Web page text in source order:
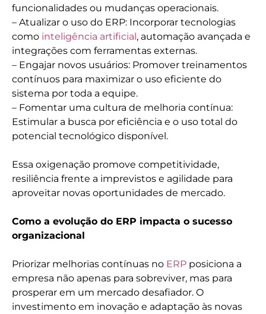
funcionalidades ou mudanças operacionais.
– Atualizar o uso do ERP: Incorporar tecnologias
como inteligência artificial, automação avançada e
integrações com ferramentas externas.
– Engajar novos usuários: Promover treinamentos
contínuos para maximizar o uso eficiente do
sistema por toda a equipe.
– Fomentar uma cultura de melhoria contínua:
Estimular a busca por eficiência e o uso total do
potencial tecnológico disponível.
Essa oxigenação promove competitividade,
resiliência frente a imprevistos e agilidade para
aproveitar novas oportunidades de mercado.
Como a evolução do ERP impacta o sucesso
organizacional
Priorizar melhorias contínuas no ERP posiciona a
empresa não apenas para sobreviver, mas para
prosperar em um mercado desafiador. O
investimento em inovação e adaptação às novas